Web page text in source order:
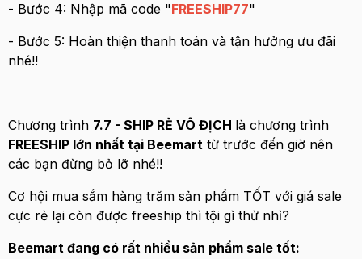
- Bước 4: Nhập mã code "FREESHIP77"
- Bước 5: Hoàn thiện thanh toán và tận hưởng ưu đãi
nhé!!
Chương trình 7.7 - SHIP RẺ VÔ ĐỊCH là chương trình
FREESHIP lớn nhất tại Beemart từ trước đến giờ nên
các bạn đừng bỏ lỡ nhé!!
Cơ hội mua sắm hàng trăm sản phẩm TỐT với giá sale
cực rẻ lại còn được freeship thì tội gì thử nhỉ?
Beemart đang có rất nhiều sản phẩm sale tốt: